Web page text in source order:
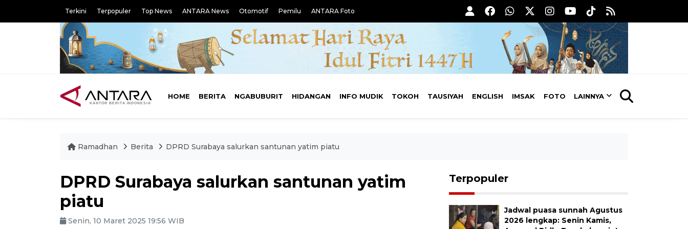
Terkini Terpopuler Top News ANTARA News Otomotif Pemilu ANTARA Foto
HOME BERITA NGABUBURIT HIDANGAN INFO MUDIK TOKOH TAUSIYAH ENGLISH IMSAK FOTO LAINNYA
Ramadhan Berita DPRD Surabaya salurkan santunan yatim piatu
DPRD Surabaya salurkan santunan yatim
piatu
Senin, 10 Maret 2025 19:56 WIB
Terpopuler
Jadwal puasa sunnah Agustus
2026 lengkap: Senin Kamis,